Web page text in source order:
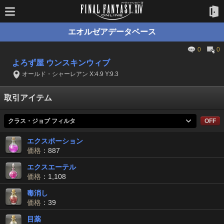
エオルゼアデータベース
0 0
よろず屋 ウンスキンウィブ
オールド・シャーレアン X:4.9 Y:9.3
取引アイテム
クラス・ジョブ フィルタ OFF
エクスポーション
価格 ：887
エクスエーテル
価格 ：1,108
毒消し
価格 ：39
目薬